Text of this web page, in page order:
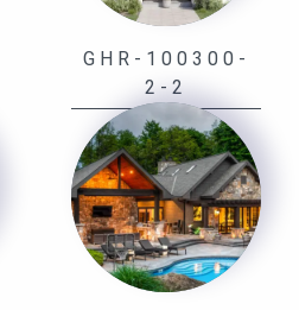
GHR-100300-
2-2